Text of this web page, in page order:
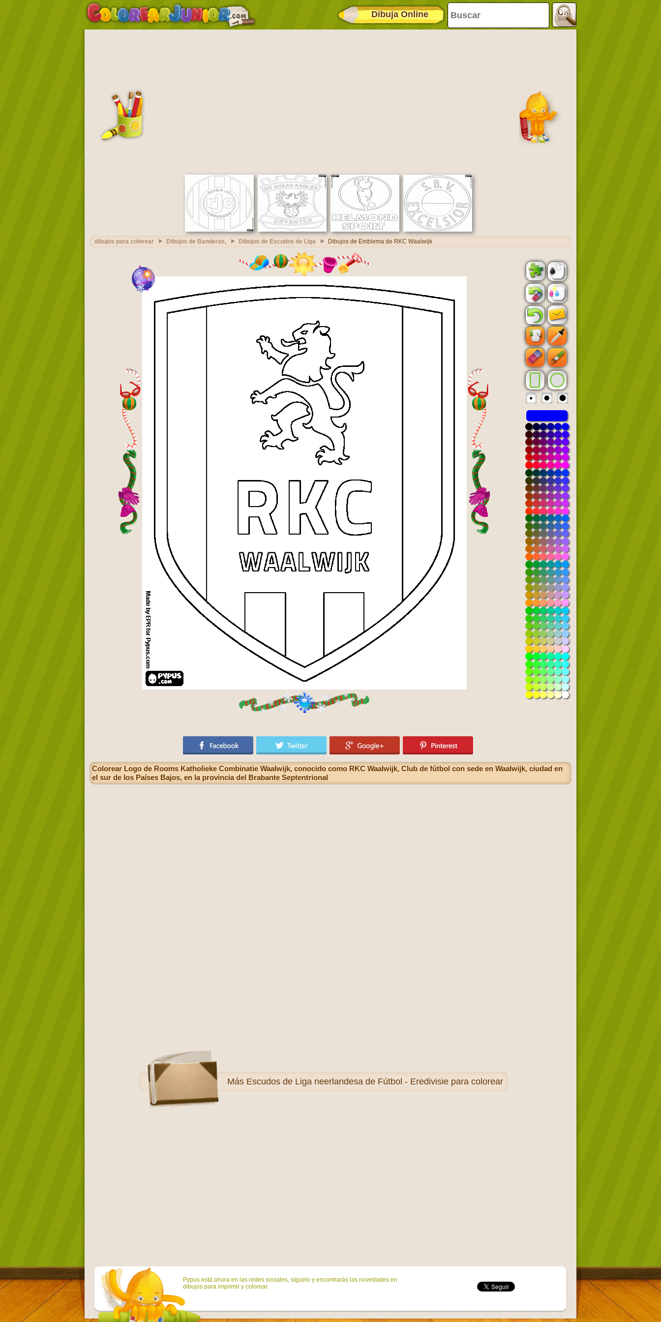
Dibuja Online
dibujos para colorear Dibujos de Banderas, Dibujos de Escudos de Liga Dibujos de Emblema de RKC Waalwijk
Colorear Logo de Rooms Katholieke Combinatie Waalwijk, conocido como RKC Waalwijk, Club de fútbol con sede en Waalwijk, ciudad en
el sur de los Países Bajos, en la provincia del Brabante Septentrional
Más Escudos de Liga neerlandesa de Fútbol - Eredivisie para colorear
Pypus está ahora en las redes sociales, síguelo y encontrarás las novedades en
dibujos para imprimir y colorear.